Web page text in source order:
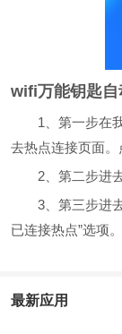
wifi万能钥匙自
1、第一步在我
去热点连接页面。
2、第二步进去
3、第三步进去
已连接热点”选项。
最新应用